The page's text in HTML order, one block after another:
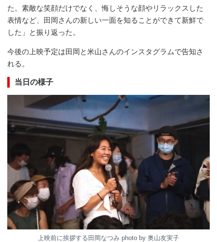
た。素敵な笑顔だけでなく、悔しそうな顔やリラックスした
表情など、田岡さんの新しい一面を知ることができて新鮮で
した」と振り返った。
今後の上映予定は田岡と米山さんのインスタグラムで告知さ
れる。
当日の様子
上映前に挨拶する田岡なつみ photo by 奥山友実子